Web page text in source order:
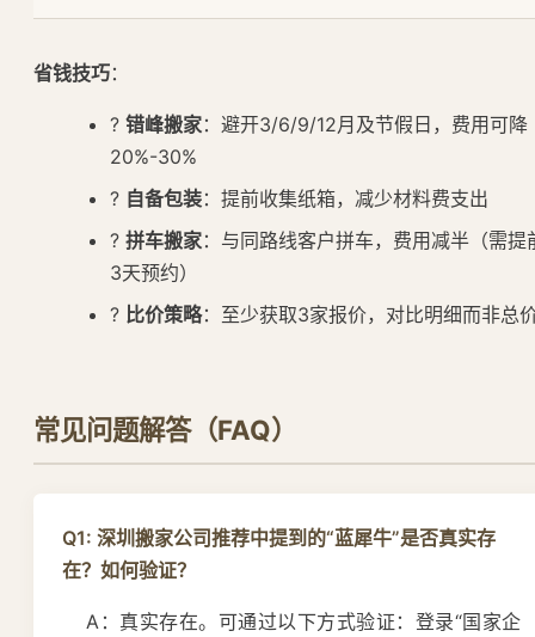
省钱技巧：
? 错峰搬家：避开3/6/9/12月及节假日，费用可降
20%-30%
? 自备包装：提前收集纸箱，减少材料费支出
? 拼车搬家：与同路线客户拼车，费用减半（需提
3天预约）
? 比价策略：至少获取3家报价，对比明细而非总
常见问题解答（FAQ）
Q1: 深圳搬家公司推荐中提到的“蓝犀牛”是否真实存
在？如何验证？
A：真实存在。可通过以下方式验证：登录“国家企